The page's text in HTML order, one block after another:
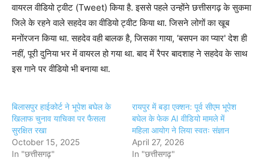
वायरल वीडियो ट्वीट (Tweet) किया है. इससे पहले उन्होंने छत्तीसगढ़ के सुकमा
जिले के रहने वाले सहदेव का वीडियो ट्वीट किया था. जिसने लोगों का खूब
मनोंरजन किया था. सहदेव वही बालक है, जिसका गाया, ‘बसपन का प्यार' देश ही
नहीं, पूरी दुनिया भर में वायरल हो गया था. बाद में रैपर बादशाह ने सहदेव के साथ
इस गाने पर वीडियो भी बनाया था.
बिलासपुर हाईकोर्ट ने भूपेश बघेल के
खिलाफ चुनाव याचिका पर फैसला
सुरक्षित रखा
October 15, 2025
In "छत्तीसगढ़"
रायपुर में बड़ा एक्शन: पूर्व सीएम भूपेश
बघेल के फेक AI वीडियो मामले में
महिला आयोग ने लिया स्वतः संज्ञान
April 27, 2026
In "छत्तीसगढ़"